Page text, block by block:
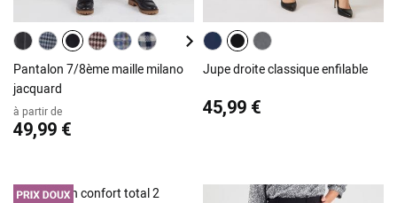
Pantalon 7/8ème maille milano
jacquard
à partir de
49,99 €
Jupe droite classique enfilable
45,99 €